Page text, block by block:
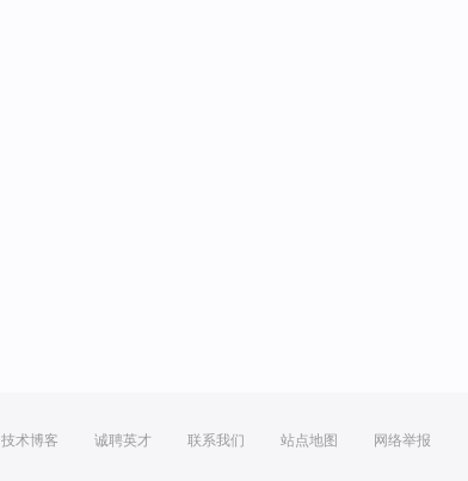
技术博客 诚聘英才 联系我们 站点地图 网络举报